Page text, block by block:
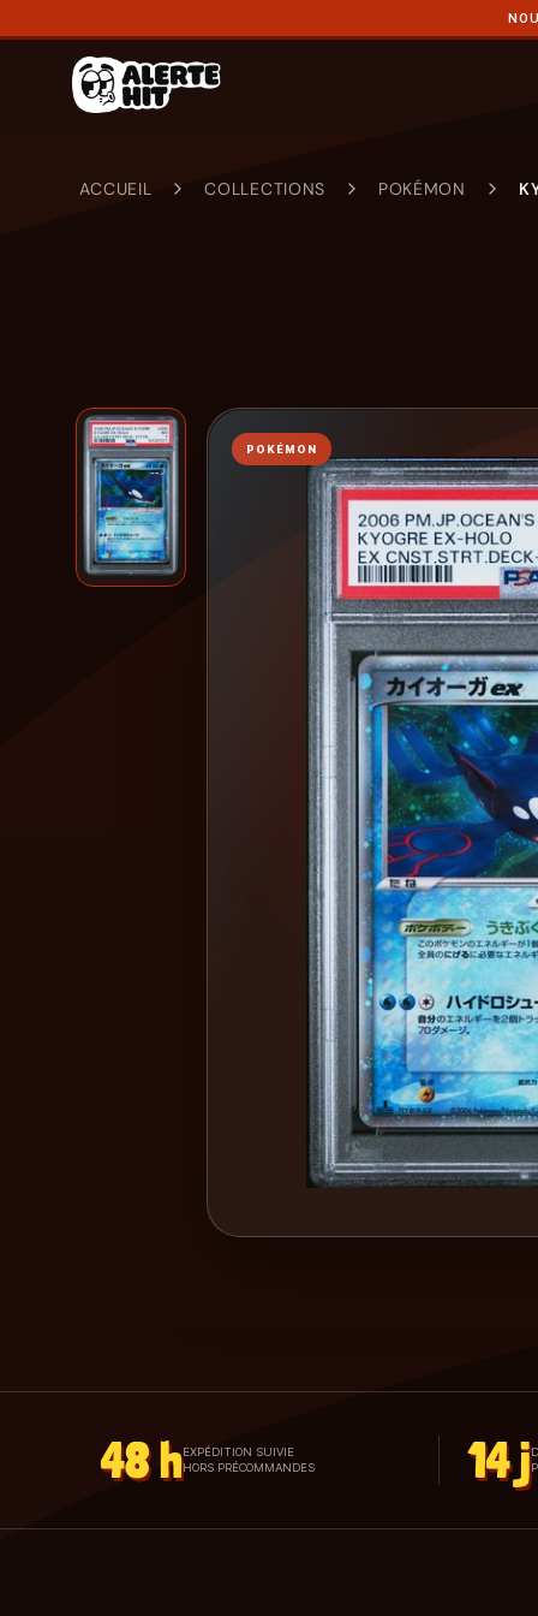
ACCUEIL COLLECTIONS POKÉMON
POKÉMON
48 hEXPÉDITION SUIVIE
HORS PRÉCOMMANDES
14 j